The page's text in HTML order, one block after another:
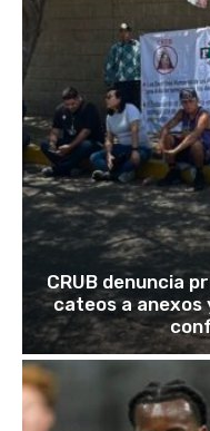
CRUB denuncia
cateos a anexos